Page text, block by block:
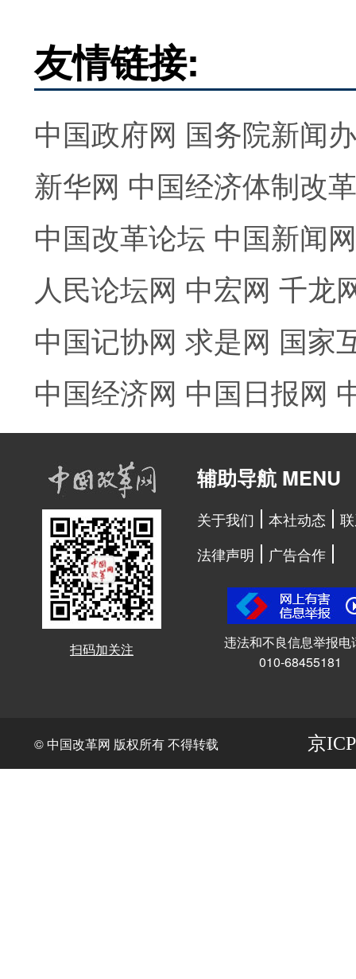
友情链接:
中国政府网 国务院新闻
新华网 中国经济体制改
中国改革论坛 中国新闻网
人民论坛网 中宏网 千龙
中国记协网 求是网 国家
中国经济网 中国日报网
扫码加关注
辅助导航 MENU
关于我们 本社动态
法律声明
广告合作
违法和不良信息举报电
010-68455181
© 中国改革网 版权所有 不得转载 京